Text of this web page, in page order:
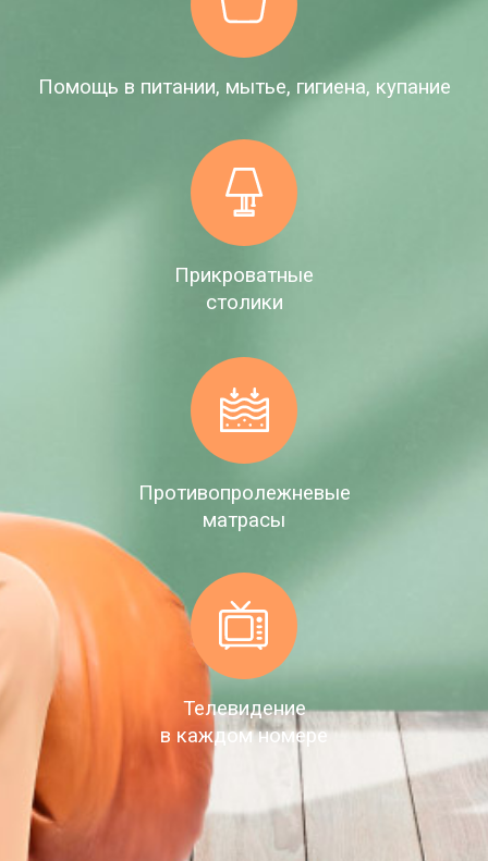
Помощь в питании, мытье, гигиена, купание
Прикроватные
столики
Противопролежневые
матрасы
Телевидение
в каждом номере